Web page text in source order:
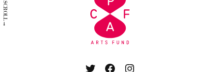
SCROLL→
TwitterFacebookInstagram